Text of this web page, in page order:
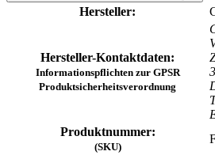
Hersteller:
Hersteller-Kontaktdaten:
Informationspflichten zur GPSR
Produktsicherheitsverordnung
Produktnummer:
(SKU)